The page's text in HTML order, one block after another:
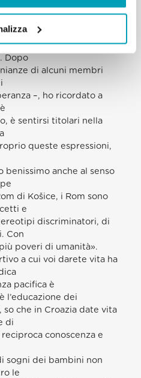
Ho
al dialogo, dalle
Dopo
di alcuni membri
–, ho ricordato a
è sentirsi titolari nella
queste espressioni,
benissimo anche al senso
di Košice, i Rom sono
e
discriminatori, di
Con
poveri di umanità».
a cui voi darete vita ha
pacifica è
l’educazione dei
so che in Croazia date vita
di
conoscenza e
sogni dei bambini non
le